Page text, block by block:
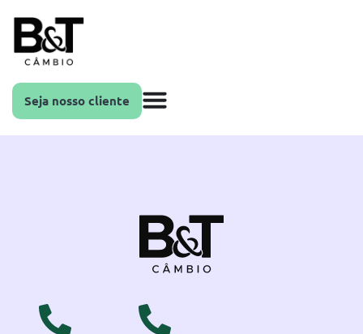
Seja nosso cliente